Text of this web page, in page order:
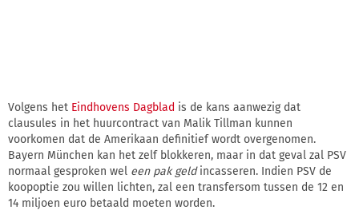
Volgens het Eindhovens Dagblad is de kans aanwezig dat
clausules in het huurcontract van Malik Tillman kunnen
voorkomen dat de Amerikaan definitief wordt overgenomen.
Bayern München kan het zelf blokkeren, maar in dat geval zal PSV
normaal gesproken wel een pak geldincasseren. Indien PSV de
koopoptie zou willen lichten, zal een transfersom tussen de 12 en
14 miljoen euro betaald moeten worden.